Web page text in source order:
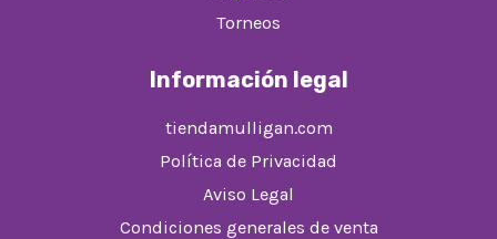
Torneos
Información legal
tiendamulligan.com
Política de Privacidad
Aviso Legal
Condiciones generales de venta